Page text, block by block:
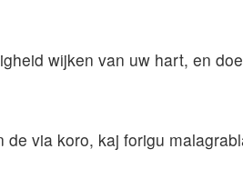
wijken van uw hart, en
de via koro, kaj forigu